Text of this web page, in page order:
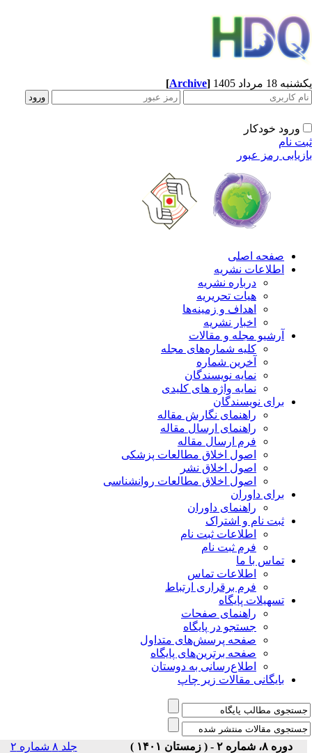
18 مرداد 1405 [Archive]
ورود خودکار
نام
رمز عبور
صفحه اصلی
اطلاعات نشریه
درباره نشریه
هیات تحریریه
اهداف و زمینه‌ها
اخبار نشریه
آرشیو مجله و مقالات
کلیه شماره‌های مجله
آخرین شماره
نمایه نویسندگان
نمایه واژه های کلیدی
برای نویسندگان
راهنمای نگارش مقاله
راهنمای ارسال مقاله
فرم ارسال مقاله
اصول اخلاق مطالعات پزشکی
اصول اخلاق نشر
اصول اخلاق مطالعات روانشناسی
برای داوران
راهنمای داوران
ثبت نام و اشتراک
اطلاعات ثبت نام
فرم ثبت نام
تماس با ما
اطلاعات تماس
فرم برقراری ارتباط
تسهیلات پایگاه
راهنمای صفحات
جستجو در پایگاه
صفحه پرسش‌های متداول
صفحه برترین‌های پایگاه
اطلاع‌رسانی به دوستان
بایگانی مقالات زیر چاپ
دوره ۸، شماره ۲ - ( زمستان ۱۴۰۱ )
جلد ۸ شماره ۲